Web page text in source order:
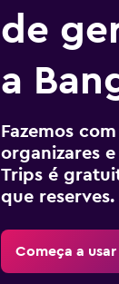
de
a
Fazemos
organizares
Trips é
que reserves.
Começa a usar